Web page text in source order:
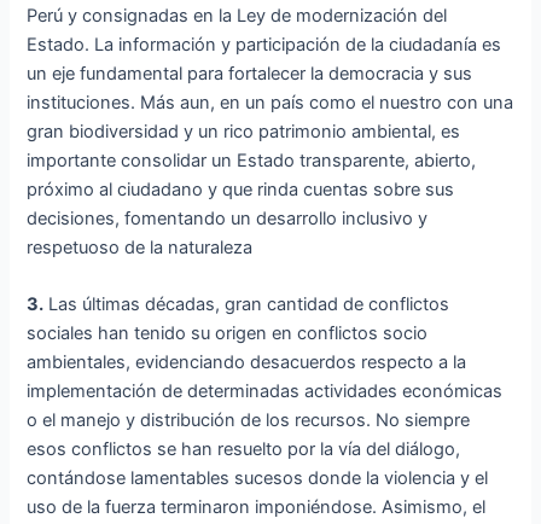
Perú y consignadas en la Ley de modernización del
Estado. La información y participación de la ciudadanía es
un eje fundamental para fortalecer la democracia y sus
instituciones. Más aun, en un país como el nuestro con una
gran biodiversidad y un rico patrimonio ambiental, es
importante consolidar un Estado transparente, abierto,
próximo al ciudadano y que rinda cuentas sobre sus
decisiones, fomentando un desarrollo inclusivo y
respetuoso de la naturaleza
3. Las últimas décadas, gran cantidad de conflictos
sociales han tenido su origen en conflictos socio
ambientales, evidenciando desacuerdos respecto a la
implementación de determinadas actividades económicas
o el manejo y distribución de los recursos. No siempre
esos conflictos se han resuelto por la vía del diálogo,
contándose lamentables sucesos donde la violencia y el
uso de la fuerza terminaron imponiéndose. Asimismo, el